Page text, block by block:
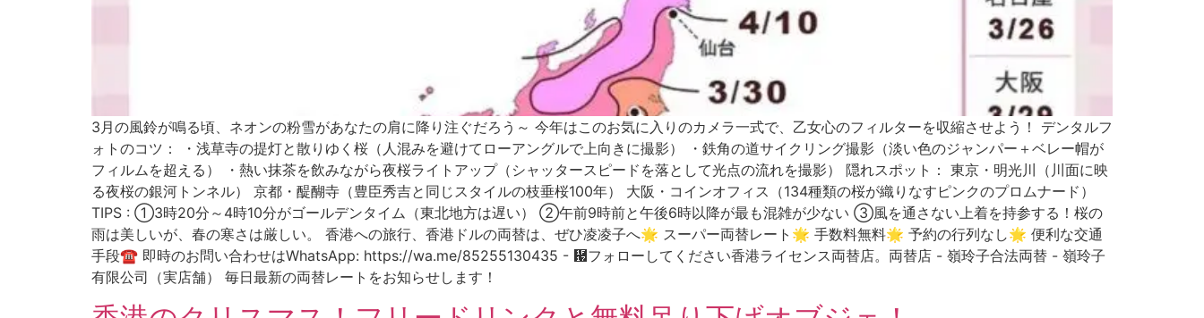
3月の風鈴が鳴る頃、ネオンの粉雪があなたの肩に降り注ぐだろう～ 今年はこのお気に入りのカメラ一式で、乙女心のフィルターを収縮させよう！ デンタルフ
ォトのコツ： ・浅草寺の提灯と散りゆく桜（人混みを避けてローアングルで上向きに撮影） ・鉄角の道サイクリング撮影（淡い色のジャンパー＋ベレー帽が
フィルムを超える） ・熱い抹茶を飲みながら夜桜ライトアップ（シャッタースピードを落として光点の流れを撮影） 隠れスポット： 東京・明光川（川面に映
る夜桜の銀河トンネル） 京都・醍醐寺（豊臣秀吉と同じスタイルの枝垂桜100年） 大阪・コインオフィス（134種類の桜が織りなすピンクのプロムナード）
TIPS : ①3時20分～4時10分がゴールデンタイム（東北地方は遅い） ②午前9時前と午後6時以降が最も混雑が少ない ③風を通さない上着を持参する！桜の
雨は美しいが、春の寒さは厳しい。 香港への旅行、香港ドルの両替は、ぜひ凌凌子へ🌟 スーパー両替レート🌟 手数料無料🌟 予約の行列なし🌟 便利な交通
手段☎ 即時のお問い合わせはWhatsApp: https://wa.me/85255130435 - ἗フォローしてください香港ライセンス両替店。両替店 - 嶺玲子合法両替 - 嶺玲子
有限公司（実店舗） 毎日最新の両替レートをお知らせします！